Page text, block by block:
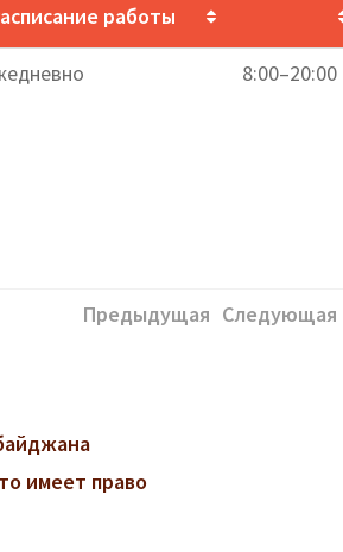
работы
8:00–20:00
Предыдущая Следующая
имеет право